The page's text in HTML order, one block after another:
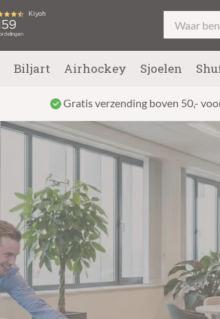
Biljart Airhockey Sjoelen
Gratis verzending boven 50,-